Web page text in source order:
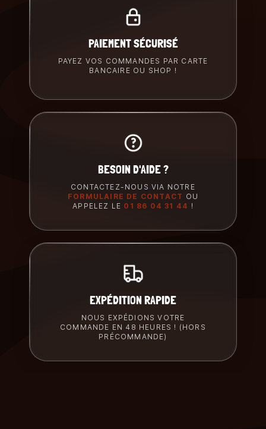
PAIEMENT SÉCURISÉ
PAYEZ VOS COMMANDES PAR CARTE
BANCAIRE OU SHOP !
BESOIN D'AIDE ?
CONTACTEZ-NOUS VIA NOTRE
FORMULAIRE DE CONTACT OU
APPELEZ LE 01 86 04 31 44 !
EXPÉDITION RAPIDE
NOUS EXPÉDIONS VOTRE
COMMANDE EN 48 HEURES ! (HORS
PRÉCOMMANDE)